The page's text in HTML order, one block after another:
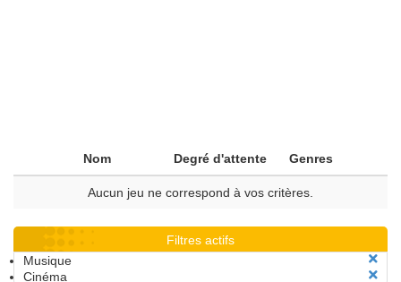
Nom Degré d'attente Genres
Aucun jeu ne correspond à vos critères.
Filtres actifs
Musique
Cinéma